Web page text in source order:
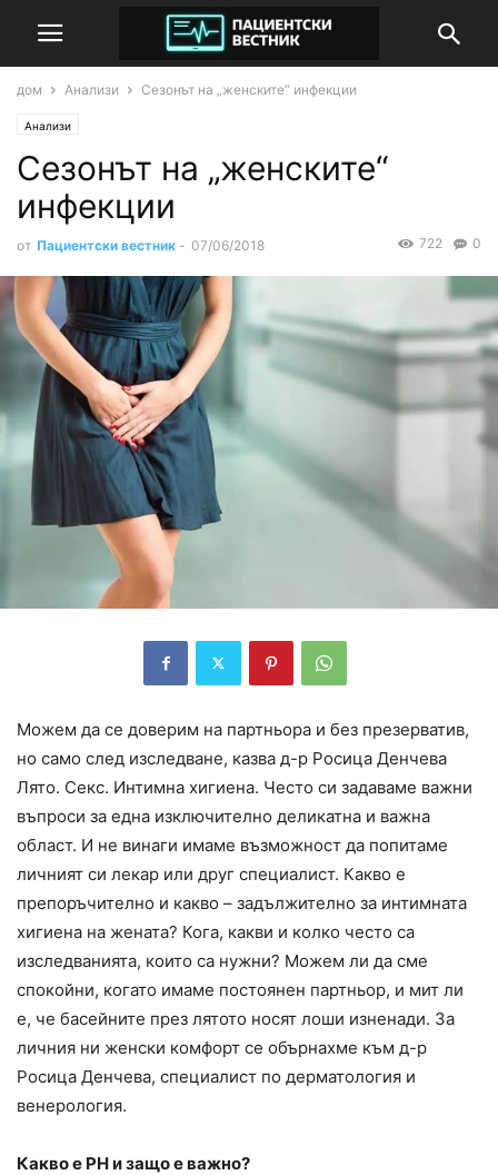
дом Анализи Сезонът на „женските“ инфекции
Анализи
Сезонът на „женските“
инфекции
от Пациентски вестник - 07/06/2018 0
722
Можем да се доверим на партньора и без презерватив,
но само след изследване, казва д-р Росица Денчева
Лято. Секс. Интимна хигиена. Често си задаваме важни
въпроси за една изключително деликатна и важна
област. И не винаги имаме възможност да попитаме
личният си лекар или друг специалист. Какво е
препоръчително и какво – задължително за интимната
хигиена на жената? Кога, какви и колко често са
изследванията, които са нужни? Можем ли да сме
спокойни, когато имаме постоянен партньор, и мит ли
е, че басейните през лятото носят лоши изненади. За
личния ни женски комфорт се обърнахме към д-р
Росица Денчева, специалист по дерматология и
венерология.
Какво е PH и защо е важно?